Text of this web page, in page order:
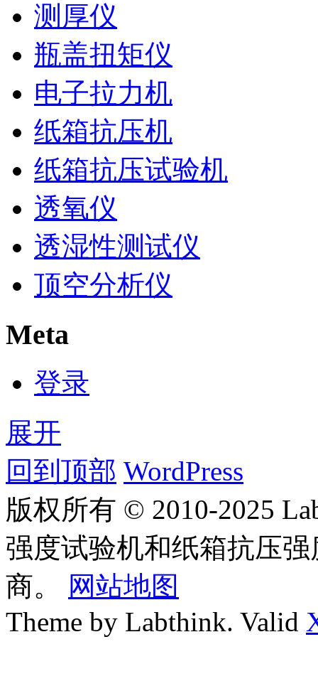
测厚仪
瓶盖扭矩仪
电子拉力机
纸箱抗压机
纸箱抗压试验机
透氧仪
透湿性测试仪
顶空分析仪
Meta
登录
展开
回到顶部 WordPress
版权所有 © 2010-2025
强度试验机和纸箱抗压
商。
网站地图
Theme by Labthink. Valid